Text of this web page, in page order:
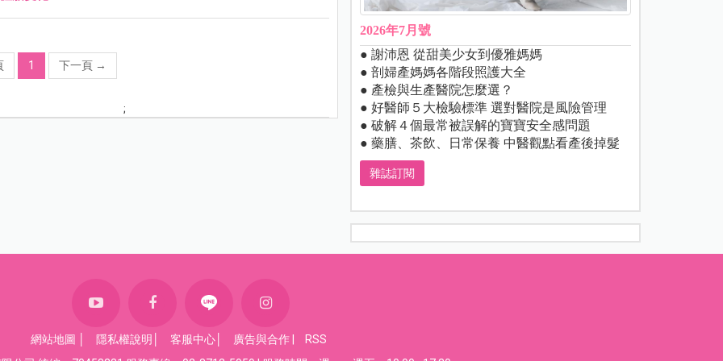
1 下一頁 →
;
2026年7月號
● 謝沛恩 從甜美少女到優雅媽媽
● 剖婦產媽媽各階段照護大全
● 產檢與生產醫院怎麼選？
● 好醫師５大檢驗標準 選對醫院是風險管理
● 破解４個最常被誤解的寶寶安全感問題
● 藥膳、茶飲、日常保養 中醫觀點看產後掉髮
雜誌訂閱
網站地圖 隱私權說明 客服中心 廣告與合作
RSS